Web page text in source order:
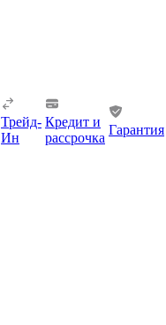
Трейд-
Ин
Кредит и
рассрочка
Гарантия